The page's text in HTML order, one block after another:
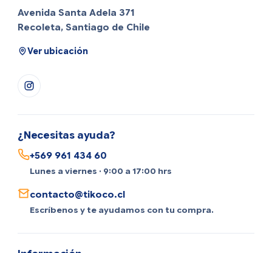
Avenida Santa Adela 371
Recoleta, Santiago de Chile
Ver ubicación
¿Necesitas ayuda?
+569 961 434 60
Lunes a viernes · 9:00 a 17:00 hrs
contacto@tikoco.cl
Escríbenos y te ayudamos con tu compra.